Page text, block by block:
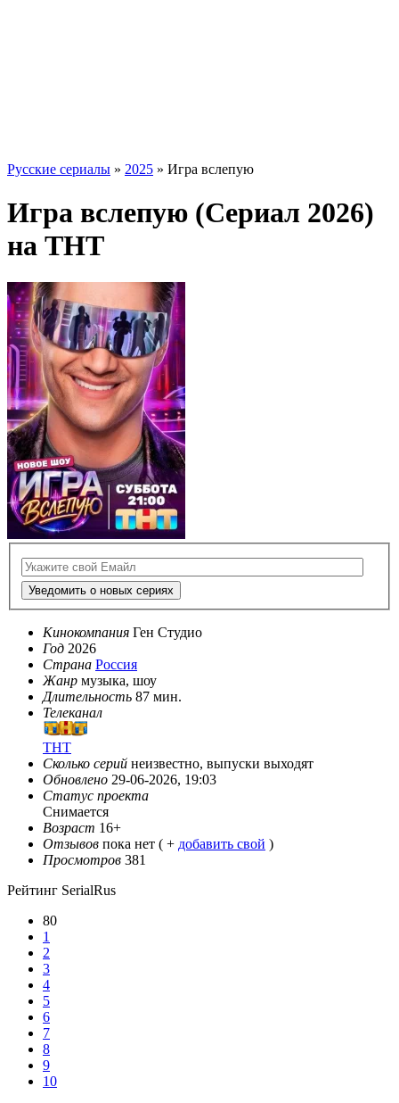
Русские сериалы » 2025 » Игра вслепую
Игра вслепую (Сериал 2026)
на ТНТ
Уведомить о новых сериях
Кинокомпания Ген Студио
Год 2026
Страна Россия
Жанр музыка, шоу
Длительность 87 мин.
Телеканал
ТНТ
Сколько серий неизвестно, выпуски выходят
Обновлено 29-06-2026, 19:03
Статус проекта
Снимается
Возраст 16+
Отзывов пока нет ( + добавить свой )
Просмотров 381
Рейтинг SerialRus
80
1
2
3
4
5
6
7
8
9
10